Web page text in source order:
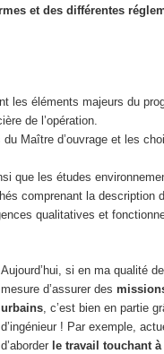
et des différentes
les éléments majeurs du
de l’opération.
Maître d’ouvrage et les
que les études
comprenant la description
qualitatives et
Aujourd’hui, si en ma qualité
mesure d’assurer des
urbains , c’est bien en partie
d’ingénieur ! Par exemple,
d’aborder le travail touchant